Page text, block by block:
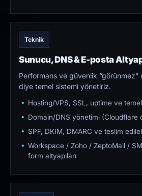
Teknik
Sunucu, DNS & E-posta
Performans ve güvenlik “görünmez”
diye temel sistemi yönetiriz.
Hosting/VPS, SSL, uptime ve
Domain/DNS yönetimi (Cloudflare
SPF, DKIM, DMARC ve teslim
Workspace / Zoho / ZeptoMail /
form altyapıları